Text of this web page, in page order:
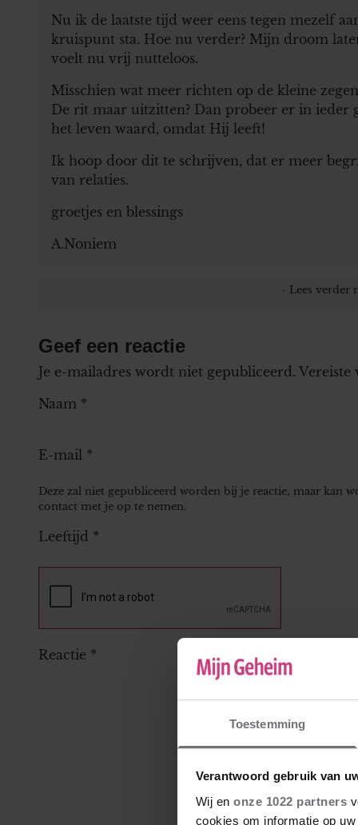
Toestemming
Verantwoord gebruik van
Wij en onze 1022 partners
cookies om informatie op
Nu ik de laatste tijd weer eens tegen mezelf
kruispunt sta. Hoe nu verder? Mijn droom
voelt nu vrij nutteloos.
Misschien wat meer richten op de kleine
De rit maar uitzitten? Dan probeer er in ieder
het leven waard, omdat Hij leeft!
Ik hoop door dit te schrijven, dat er meer
van relaties.
groetjes en blessings
A.Noniem
Geef een reactie
Je e-mailadres wordt niet gepubliceerd. Vereiste
Naam *
E-mail *
Deze zal niet gepubliceerd worden bij je reactie, maar kan
contact met je op te nemen.
Leeftijd *
Reactie *